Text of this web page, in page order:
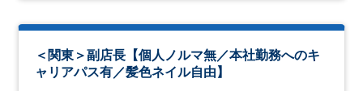
＜関東＞副店長【個人ノルマ無／本社勤務へのキ
ャリアパス有／髪色ネイル自由】